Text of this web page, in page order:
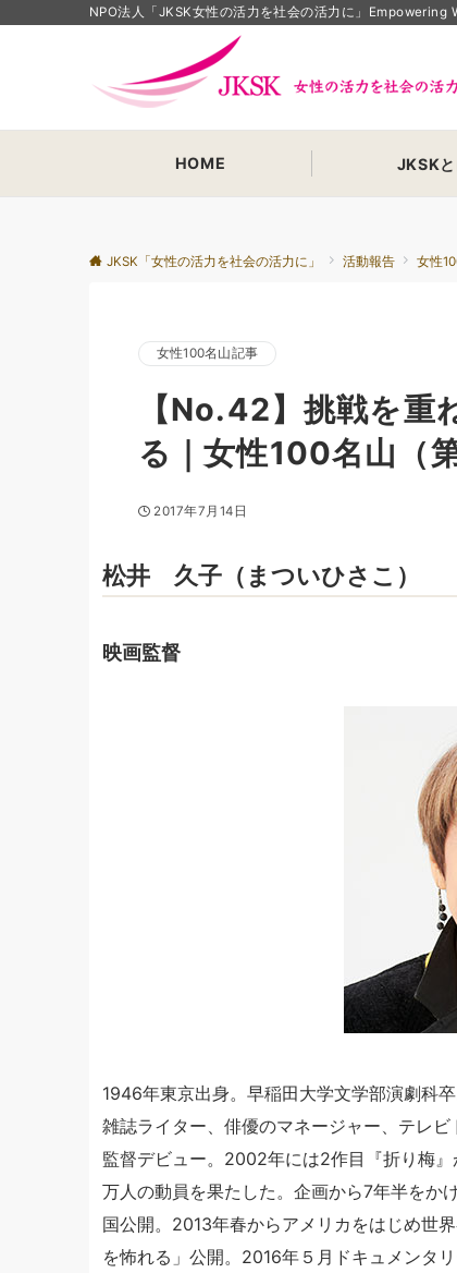
NPO法人「JKSK女性の活力を社会の活力に」
HOME JKSK
JKSK「女性の活力を社会の活力に」 活動報告 女性
女性100名山記事
【No.42】挑戦を重
る｜女性100名山（
2017年7月14日
松井 久子（まついひさこ）
映画監督
1946年東京出身。早稲田大学文学部演劇科卒
雑誌ライター、俳優のマネージャー、テレ
監督デビュー。2002年には2作目『折り梅
万人の動員を果たした。企画から7年半をか
国公開。2013年春からアメリカをはじめ世
を怖れる」公開。2016年５月ドキュメンタ